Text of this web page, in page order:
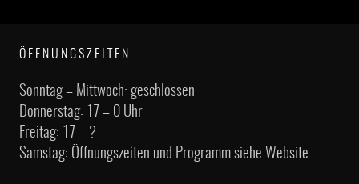
ÖFFNUNGSZEITEN
Sonntag – Mittwoch: geschlossen
Donnerstag: 17 – 0 Uhr
Freitag: 17 – ?
Samstag: Öffnungszeiten und Programm siehe Website